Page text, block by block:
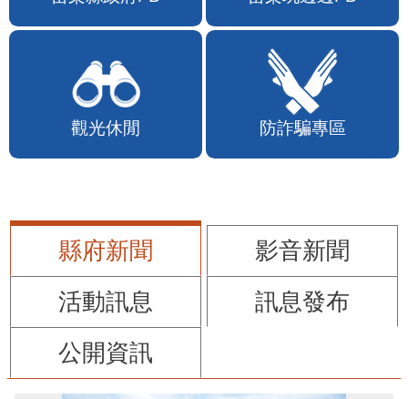
觀光休閒 防詐騙專區
縣府新聞
影音新聞
活動訊息
訊息發布
公開資訊